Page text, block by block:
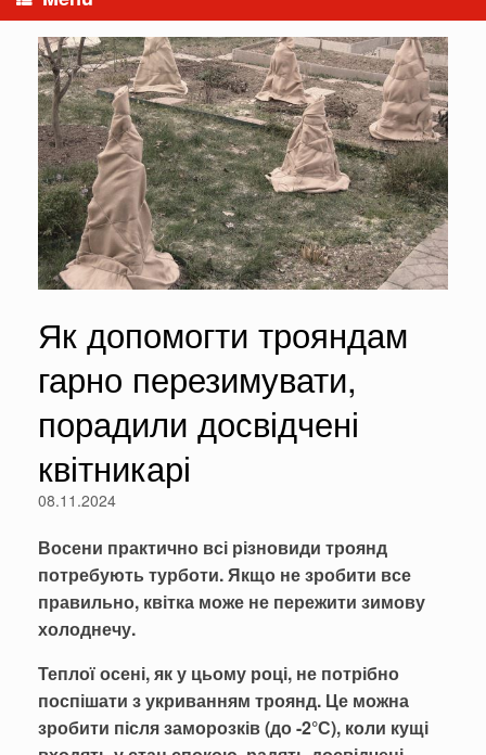
Як допомогти трояндам
гарно перезимувати,
порадили досвідчені
квітникарі
08.11.2024
Восени практично всі різновиди троянд
потребують турботи. Якщо не зробити все
правильно, квітка може не пережити зимову
холоднечу.
Теплої осені, як у цьому році, не потрібно
поспішати з укриванням троянд. Це можна
зробити після заморозків (до -2°С), коли кущі